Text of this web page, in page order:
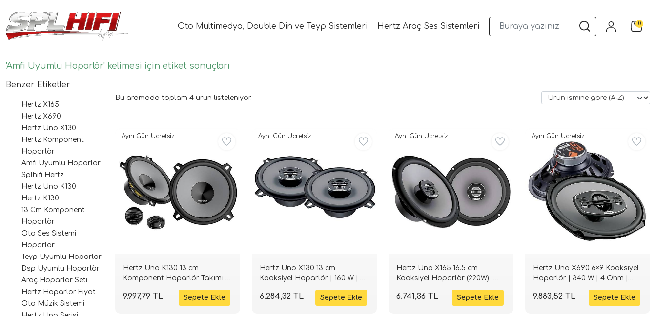
Oto Multimedya, Double Din ve Teyp Sistemleri Hertz Araç Ses Sistemleri Musway DSP ve Araç Ses Sistemleri 0
'Amfi Uyumlu Hoparlör' kelimesi için etiket sonuçları
Benzer Etiketler
Hertz X165
Hertz X690
Hertz Uno X130
Hertz Komponent
Hoparlör
Amfi Uyumlu Hoparlör
Splhifi Hertz
Hertz Uno K130
Hertz K130
13 Cm Komponent
Hoparlör
Oto Ses Sistemi
Hoparlör
Teyp Uyumlu Hoparlör
Dsp Uyumlu Hoparlör
Araç Hoparlör Seti
Hertz Hoparlör Fiyat
Oto Müzik Sistemi
Bu aramada toplam 4 ürün listeleniyor.
Hertz Uno K130 13 cm
Komponent Hoparlör Takımı |
220 W | 4 Ohm | SPLHIFI
9.997,79 TL
Aynı Gün Ücretsiz
Hertz Uno X130 13 cm
Koaksiyel Hoparlör | 160 W | 4
6.284,32 TL
Aynı Gün Ücretsiz
Hertz Uno X165 16.5 cm
Koaksiyel Hoparlör (220W) |
6.741,36 TL
Aynı Gün Ücretsiz
Hertz Uno X690 6×9 Koaksiyel
Hoparlör | 340 W | 4 Ohm |
9.883,52 TL
Aynı Gün Ücretsiz